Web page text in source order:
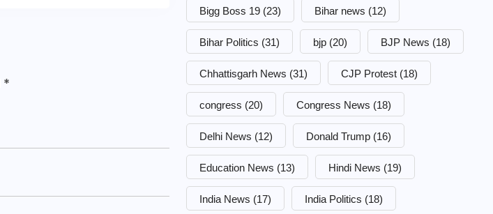
*
Bigg Boss 19 (23) Bihar news (12)
Bihar Politics (31) bjp (20) BJP News (18)
Chhattisgarh News (31) CJP Protest (18)
congress (20) Congress News (18)
Delhi News (12) Donald Trump (16)
Education News (13) Hindi News (19)
India News (17) India Politics (18)